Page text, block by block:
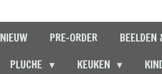
NIEUW PRE-ORDER BEELDEN
PLUCHE
KEUKEN